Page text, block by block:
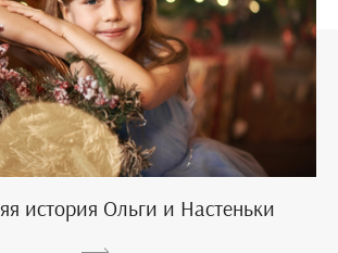
история Ольги и Настеньки